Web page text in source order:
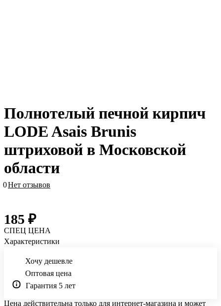
Полнотелый печной кирпич
LODE Asais Brunis
штриховой в Московской
области
0Нет отзывов
185 ₽
СПЕЦ ЦЕНА
Характеристики
Хочу дешевле
Оптовая цена
Гарантия 5 лет
Цена действительна только для интернет-магазина и может